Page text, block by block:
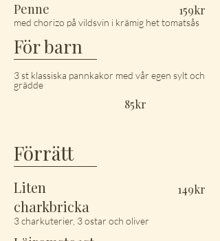
Penne 159kr
med chorizo på vildsvin i krämig het tomatsås
För barn
3 st klassiska pannkakor med vår egen sylt och
grädde
85kr
Förrätt
Liten
charkbricka
149kr
3 charkuterier, 3 ostar och oliver